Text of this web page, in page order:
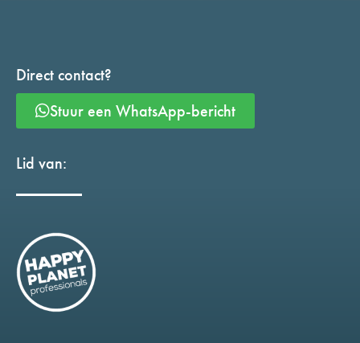
Direct contact?
Stuur een WhatsApp-bericht
Lid van: